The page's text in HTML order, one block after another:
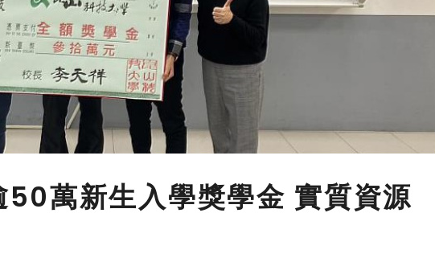
50萬新生入學獎學金 實質資源